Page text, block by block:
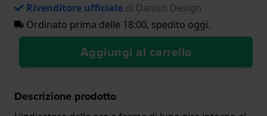
Rivenditore ufficiale di Danish Design
Ordinato prima delle 18:00, spedito oggi.
Aggiungi al carrello
Descrizione prodotto